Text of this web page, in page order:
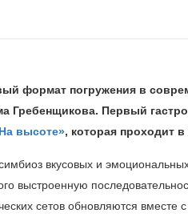
формат погружения в
Гребенщикова. Первый
высоте», которая проходит
вкусовых и
выстроенную
сетов обновляются